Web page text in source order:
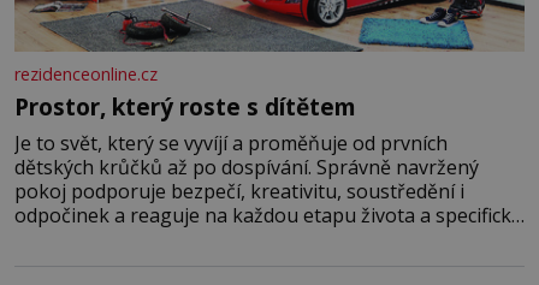
rezidenceonline.cz
Prostor, který roste s dítětem
Je to svět, který se vyvíjí a proměňuje od prvních
dětských krůčků až po dospívání. Správně navržený
pokoj podporuje bezpečí, kreativitu, soustředění i
odpočinek a reaguje na každou etapu života a specifické